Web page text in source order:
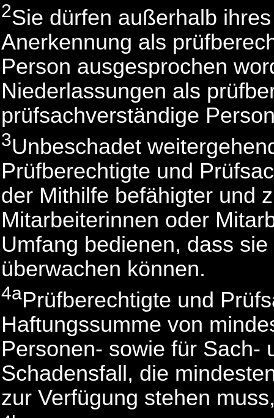
2Sie dürfen außerhalb
Anerkennung als
Person ausgesprochen
Niederlassungen als
prüfsachverständige
3Unbeschadet
Prüfberechtigte und
der Mithilfe befähigter und
Mitarbeiterinnen oder
Umfang bedienen, dass
überwachen können.
4aPrüfberechtigte und
Haftungssumme von
Personen- sowie für Sach-
Schadensfall, die
zur Verfügung stehen